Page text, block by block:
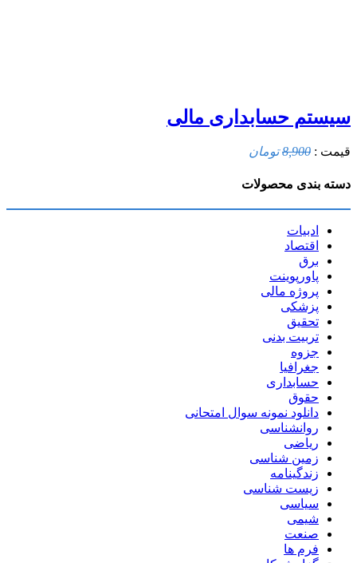
سیستم حسابداری مالی
قیمت : 8,900تومان
دسته بندی محصولات
ادبیات
اقتصاد
برق
پاورپوینت
پروژه مالی
پزشکی
تحقیق
تربیت بدنی
جزوه
جغرافیا
حسابداری
حقوق
دانلود نمونه سوال امتحانی
روانشناسی
ریاضی
زمین شناسی
زندگینامه
زیست شناسی
سیاسی
شیمی
صنعت
فرم ها